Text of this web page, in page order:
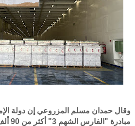
وقال حمدان مسلم المزروعي إن دولة